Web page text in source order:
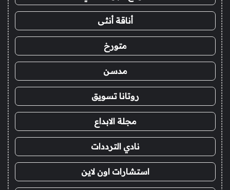
أناقة أنثى
متورخ
مدسن
روتانا تسويق
مجلة الابداع
نادي الترددات
استشارات اون لاين